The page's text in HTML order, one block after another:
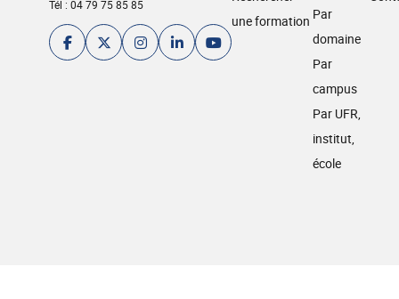
Tél : 04 79 75 85 85
une formation Par
domaine
Par
campus
Par UFR,
institut,
école